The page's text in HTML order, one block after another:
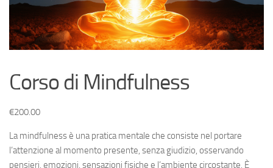
Corso di Mindfulness
€200.00
La mindfulness è una pratica mentale che consiste nel portare
l’attenzione al momento presente, senza giudizio, osservando
pensieri, emozioni, sensazioni fisiche e l’ambiente circostante. È